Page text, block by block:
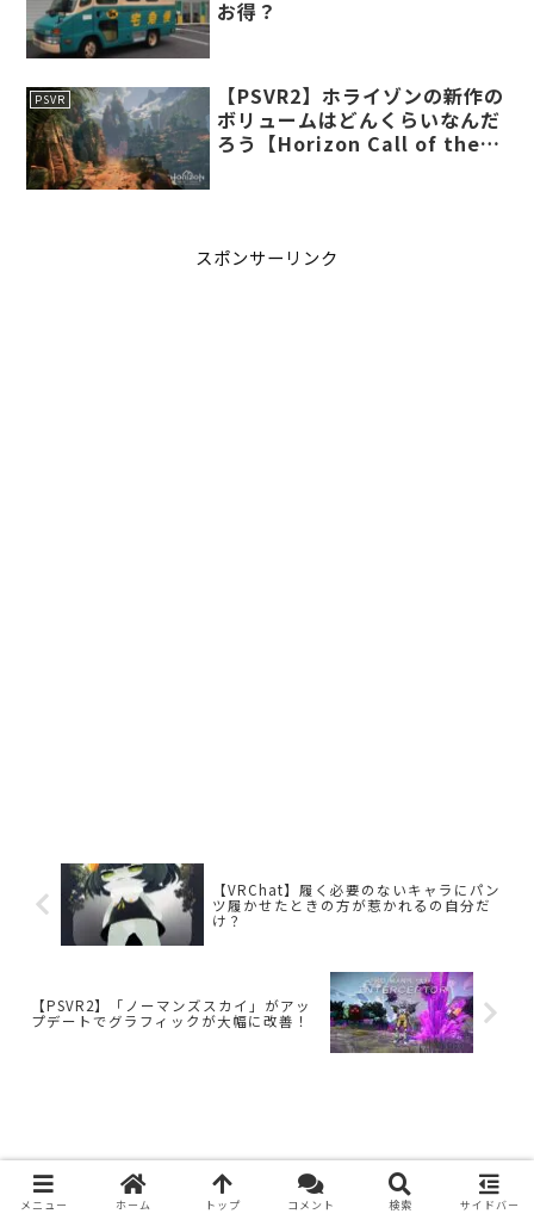
お得？
PSVR
【PSVR2】ホライゾンの新作の
ボリュームはどんくらいなんだ
ろう【Horizon Call of the
スポンサーリンク
【VRChat】履く必要のないキャラにパン
ツ履かせたときの方が惹かれるの自分だ
け？
【PSVR2】「ノーマンズスカイ」がアッ
プデートでグラフィックが大幅に改善！
メニュー ホーム トップ コメント 検索 サイドバー